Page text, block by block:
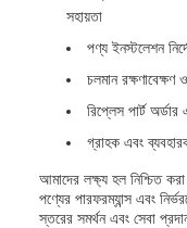
সহায়তা
পণ্য ইনস্টলেশন
চলমান রক্ষণাবেক্ষণ
রিপ্লেস পার্ট অর্ডার
গ্রাহক এবং
আমাদের লক্ষ্য হল নিশ্চিত
পণ্যের পারফরম্যান্স এবং
স্তরের সমর্থন এবং সেবা